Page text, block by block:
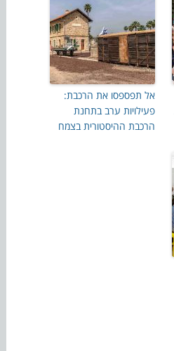
אל תפספסו את הרכבת:
פעילויות ערב בתחנת
הרכבת ההיסטורית בצמח